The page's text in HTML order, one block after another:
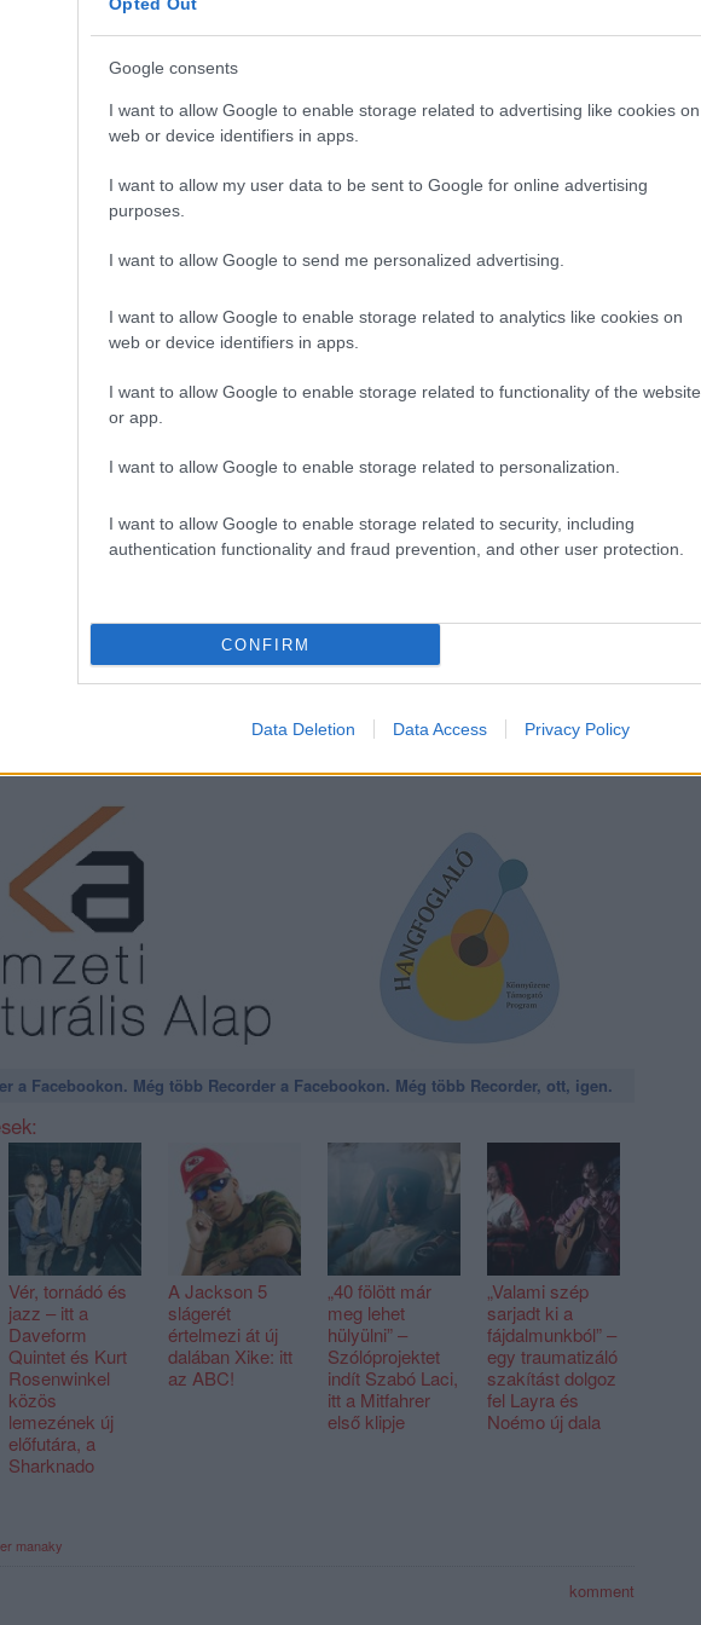
Google consents
I want to allow Google to enable storage related to advertising like cookies on
web or device identifiers in apps.
I want to allow my user data to be sent to Google for online advertising
purposes.
I want to allow Google to send me personalized advertising.
I want to allow Google to enable storage related to analytics like cookies on
web or device identifiers in apps.
I want to allow Google to enable storage related to functionality of the website
or app.
I want to allow Google to enable storage related to personalization.
I want to allow Google to enable storage related to security, including
authentication functionality and fraud prevention, and other user protection.
CONFIRM
Data Deletion Data Access Privacy Policy
megjelenését
a Facebookon. Még több Recorder a Facebookon. Még több Recorder, ott, igen.
Vér, tornádó és
jazz – itt a
Daveform
Quintet és Kurt
Rosenwinkel
közös
lemezének új
előfutára, a
Sharknado
A Jackson 5
slágerét
értelmezi át új
dalában Xike: itt
az ABC!
„40 fölött már
meg lehet
hülyülni” –
Szólóprojektet
indít Szabó Laci,
itt a Mitfahrer
első klipje
„Valami szép
sarjadt ki a
fájdalmunkból” –
egy traumatizáló
szakítást dolgoz
fel Layra és
Noémo új dala
manaky
komment